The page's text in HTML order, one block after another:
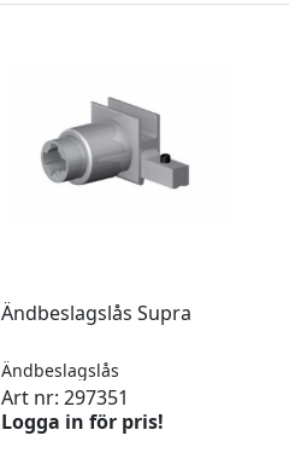
Ändbeslagslås Supra
Ändbeslagslås
Art nr: 297351
Logga in för pris!